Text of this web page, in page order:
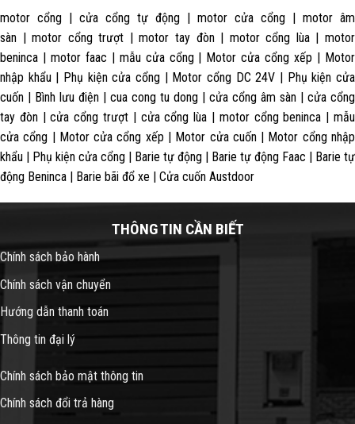
motor cổng | cửa cổng tự động | motor cửa cổng | motor âm
sàn | motor cổng trượt | motor tay đòn | motor cổng lùa | motor
beninca | motor faac | mẫu cửa cổng | Motor cửa cổng xếp | Motor
nhập khẩu | Phụ kiện cửa cổng | Motor cổng DC 24V | Phụ kiện cửa
cuốn | Bình lưu điện | cua cong tu dong | cửa cổng âm sàn | cửa cổng
tay đòn | cửa cổng trượt | cửa cổng lùa | motor cổng beninca | mẫu
cửa cổng | Motor cửa cổng xếp | Motor cửa cuốn | Motor cổng nhập
khẩu | Phụ kiện cửa cổng | Barie tự động | Barie tự động Faac | Barie tự
động Beninca | Barie bãi đổ xe | Cửa cuốn Austdoor
THÔNG TIN CẦN BIẾT
Chính sách bảo hành
Chính sách vận chuyển
Hướng dẫn thanh toán
Thông tin đại lý
Chính sách bảo mật thông tin
Chính sách đổi trả hàng